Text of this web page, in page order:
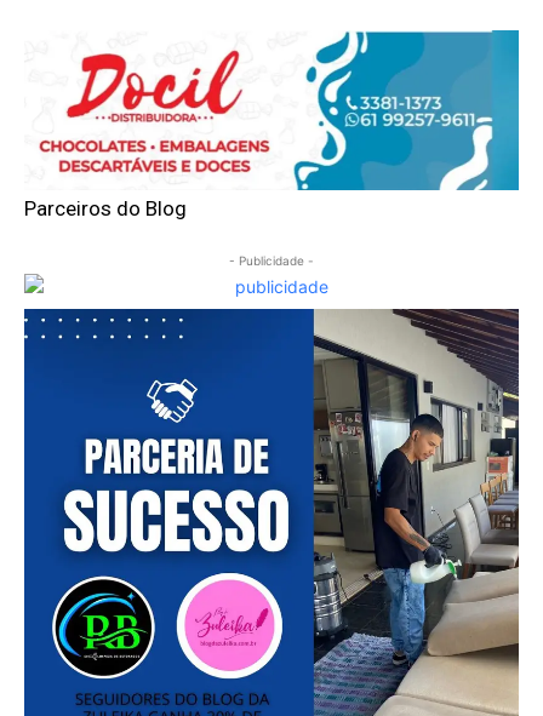
Parceiros do Blog
- Publicidade -